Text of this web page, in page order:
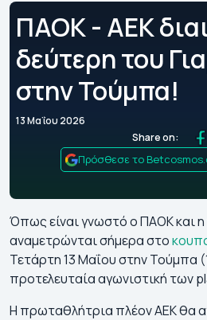
ΠΑΟΚ - ΑΕΚ
δεύτερη του
στην Τούμπα!
13 Μαΐου 2026
Share on:
Πρόσθεσε το
Όπως είναι γνωστό ο ΠΑΟΚ και
αναμετρώνται σήμερα στο
Τετάρτη 13 Μαΐου στην Τούμπα
προτελευταία αγωνιστική των
Η πρωταθλήτρια πλέον ΑΕΚ θα